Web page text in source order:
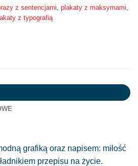
z sentencjami plakaty z maksymami
z typografią
grafiką oraz napisem: miłość
przepisu na życie.